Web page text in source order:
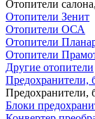
Отопители
Отопители Зенит
Отопители ОСА
Отопители
Отопители
Другие отопители
Предохранители,
Предохранители,
Блоки